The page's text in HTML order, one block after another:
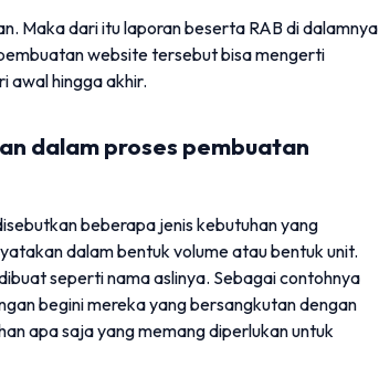
Maka dari itu laporan beserta RAB di dalamnya
website tersebut bisa mengerti
awal hingga akhir.
dalam proses pembuatan
beberapa jenis kebutuhan yang
dalam bentuk volume atau bentuk unit.
seperti nama aslinya. Sebagai contohnya
begini mereka yang bersangkutan dengan
apa saja yang memang diperlukan untuk